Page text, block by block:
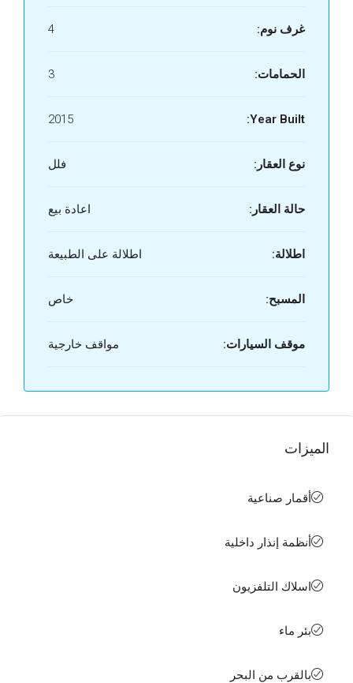
غرف نوم: 4
الحمامات: 3
Year Built:
2015
نوع العقار: فلل
حالة العقار: اعادة بيع
اطلالة: اطلالة على الطبيعة
المسبح: خاص
موقف السيارات: مواقف خارجية
الميزات
أقمار صناعية
أنظمة إنذار داخلية
اسلاك التلفزيون
بئر ماء
بالقرب من البحر